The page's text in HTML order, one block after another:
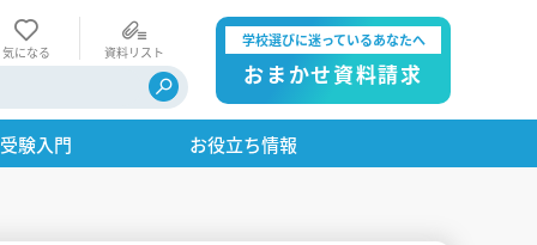
気になる 資料リスト
学校選びに迷っているあなたへ
おまかせ資料請求
験入門 お役立ち情報